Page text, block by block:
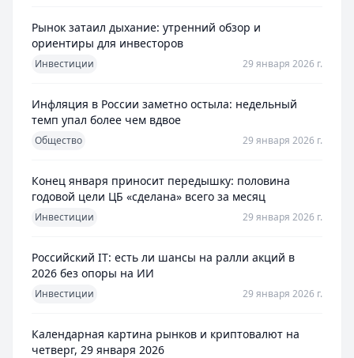
Рынок затаил дыхание: утренний обзор и
ориентиры для инвесторов
Инвестиции 29 января 2026 г.
Инфляция в России заметно остыла: недельный
темп упал более чем вдвое
Общество 29 января 2026 г.
Конец января приносит передышку: половина
годовой цели ЦБ «сделана» всего за месяц
Инвестиции 29 января 2026 г.
Российский IT: есть ли шансы на ралли акций в
2026 без опоры на ИИ
Инвестиции 29 января 2026 г.
Календарная картина рынков и криптовалют на
четверг, 29 января 2026